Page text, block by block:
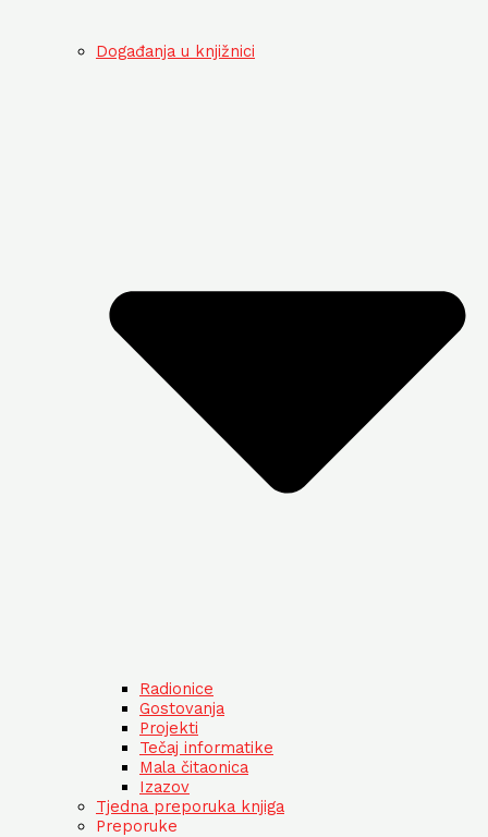
Događanja u knjižnici
Radionice
Gostovanja
Projekti
Tečaj informatike
Mala čitaonica
Izazov
Tjedna preporuka knjiga
Preporuke